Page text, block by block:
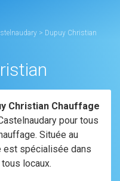
> Dupuy Christian
Christian Chauffage
pour tous
Située au
est spécialisée dans
locaux.